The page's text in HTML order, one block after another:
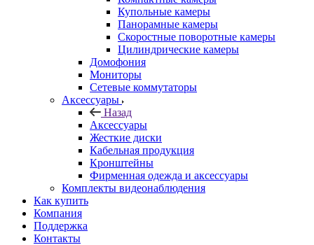
Купольные камеры
Панорамные камеры
Скоростные поворотные камеры
Цилиндрические камеры
Домофония
Мониторы
Сетевые коммутаторы
Аксессуары
Назад
Аксессуары
Жесткие диски
Кабельная продукция
Кронштейны
Фирменная одежда и аксессуары
Комплекты видеонаблюдения
Как купить
Компания
Поддержка
Контакты